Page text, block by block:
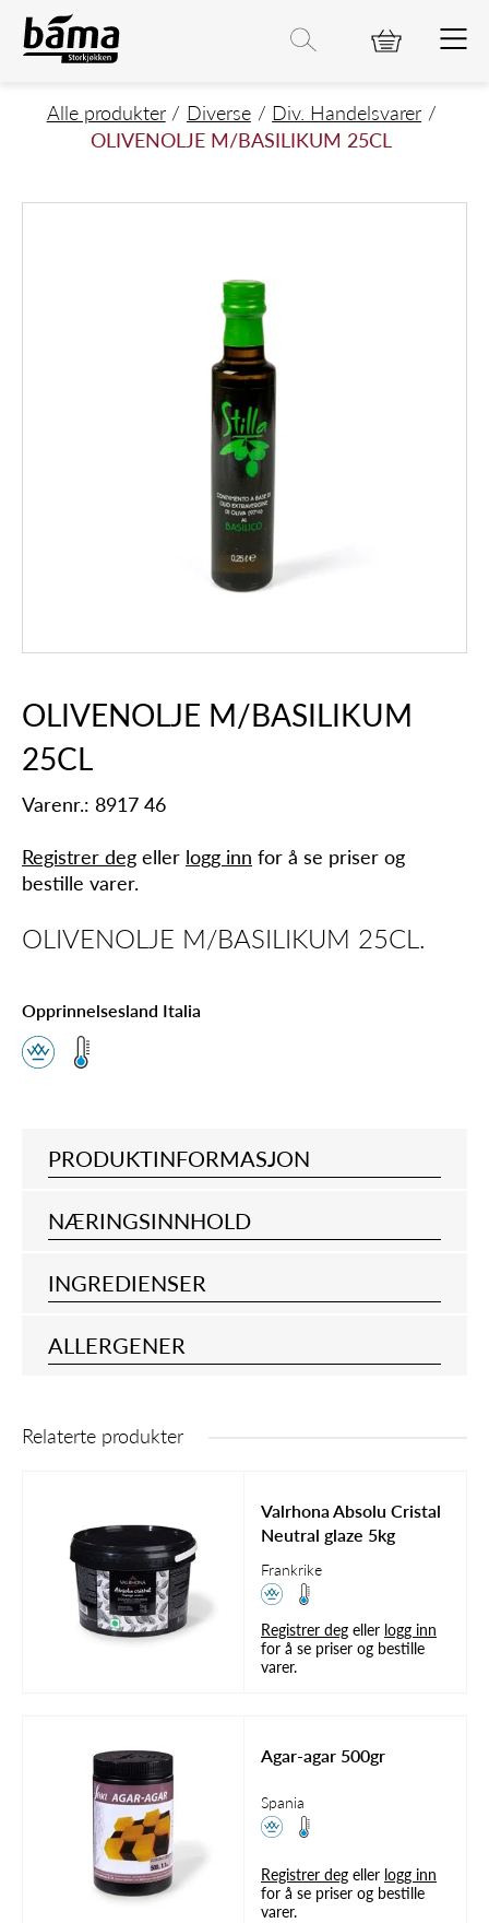
OLIVENOLJE M/BASILIKUM 25CL
Hovedinnhold
Hovedmeny
Hovedmeny
Alle produkter Diverse
Div. Handelsvarer
OLIVENOLJE M/BASILIKUM 25CL
OLIVENOLJE M/BASILIKUM
25CL
Varenr.: 8917 46
Registrer deg eller logg inn for å se priser og
bestille varer.
OLIVENOLJE M/BASILIKUM 25CL.
Opprinnelsesland Italia
PRODUKTINFORMASJON
NÆRINGSINNHOLD
INGREDIENSER
ALLERGENER
Relaterte produkter
Valrhona Absolu Cristal
Neutral glaze 5kg
Frankrike
Registrer deg eller logg inn
for å se priser og bestille
varer.
Agar-agar 500gr
Spania
Registrer deg eller logg inn
for å se priser og bestille
varer.